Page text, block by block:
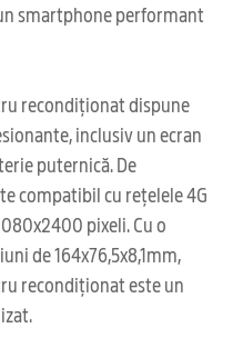
smartphone performant
recondiționat dispune
inclusiv un ecran
puternică. De
compatibil cu rețelele 4G
pixeli. Cu o
de 164x76,5x8,1mm,
recondiționat este un